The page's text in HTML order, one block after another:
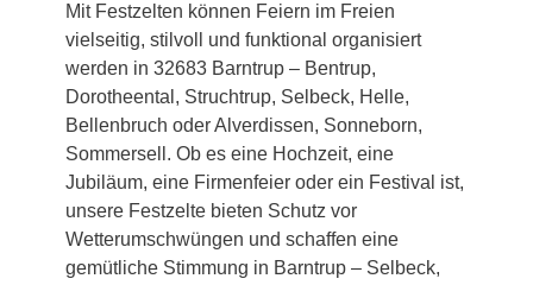
Mit Festzelten können Feiern im Freien
vielseitig, stilvoll und funktional organisiert
werden in 32683 Barntrup – Bentrup,
Dorotheental, Struchtrup, Selbeck, Helle,
Bellenbruch oder Alverdissen, Sonneborn,
Sommersell. Ob es eine Hochzeit, eine
Jubiläum, eine Firmenfeier oder ein Festival ist,
unsere Festzelte bieten Schutz vor
Wetterumschwüngen und schaffen eine
gemütliche Stimmung in Barntrup – Selbeck,